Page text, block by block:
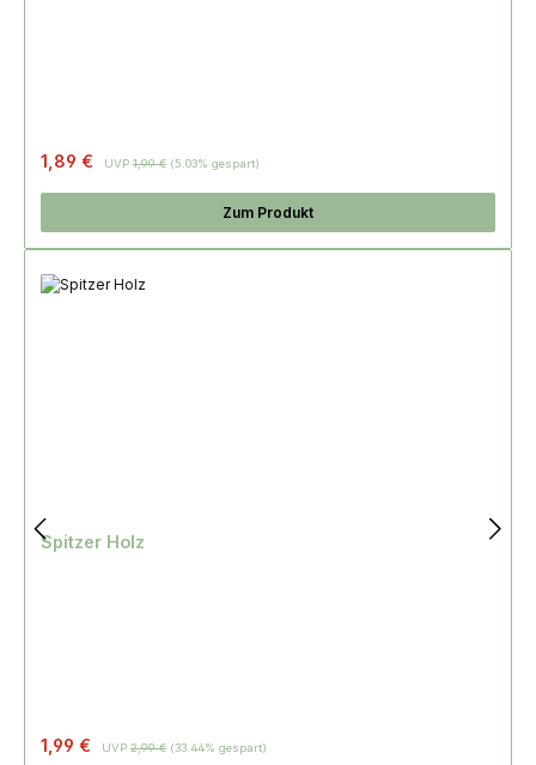
1,89 € UVP 1,99 € (5.03% gespart)
Zum Produkt
Spitzer Holz
1,99 € UVP 2,99 € (33.44% gespart)